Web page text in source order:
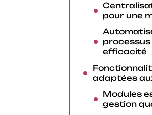
pour une
efficacité
adaptées
Modules
gestion